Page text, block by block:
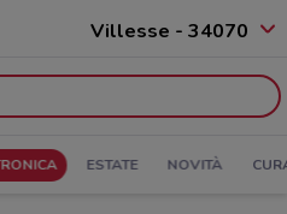
Villesse - 34070
ESTATE NOVITÀ